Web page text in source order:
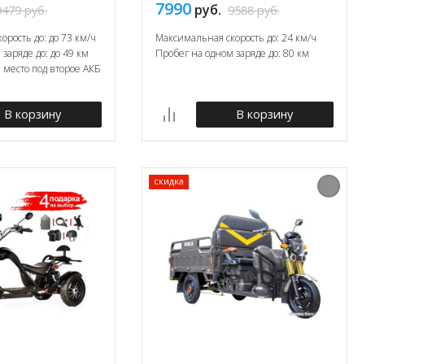
руб.
до: до 73 км/ч
до: до 49 км
под второе АКБ
В корзину
7990руб. 9588руб.
Максимальная скорость до: 24 км/ч
Пробег на одном заряде до: 80 км
В корзину
скидка